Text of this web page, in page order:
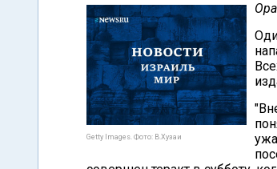
Getty Images. Фото: В.Хузаи